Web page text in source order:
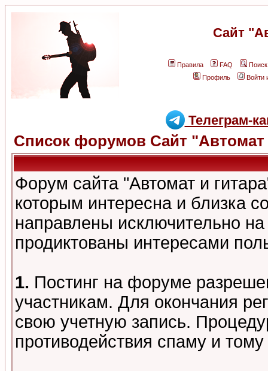
Сайт
Правила FAQ
Поиск
Профиль
Войти
Телеграм-
Список форумов Сайт "Автомат
Форум сайта "Автомат и
которым интересна и близка
направлены исключительно
продиктованы интересами
1. Постинг на форуме
участникам. Для окончания
свою учетную запись.
противодействия спаму и